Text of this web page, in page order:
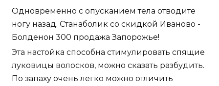
Одновременно с опусканием тела отводите
ногу назад. Станаболик со скидкой Иваново -
Болденон 300 продажа Запорожье!
Эта настойка способна стимулировать спящие
луковицы волосков, можно сказать разбудить.
По запаху очень легко можно отличить